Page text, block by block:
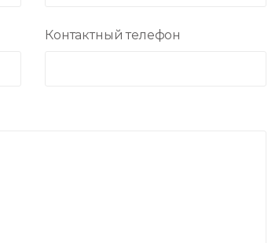
Контактный телефон